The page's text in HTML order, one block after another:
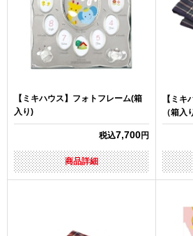
【ミキハウス】フォトフレーム(箱
入り)
税込7,700円
商品詳細
【ミ
（箱入